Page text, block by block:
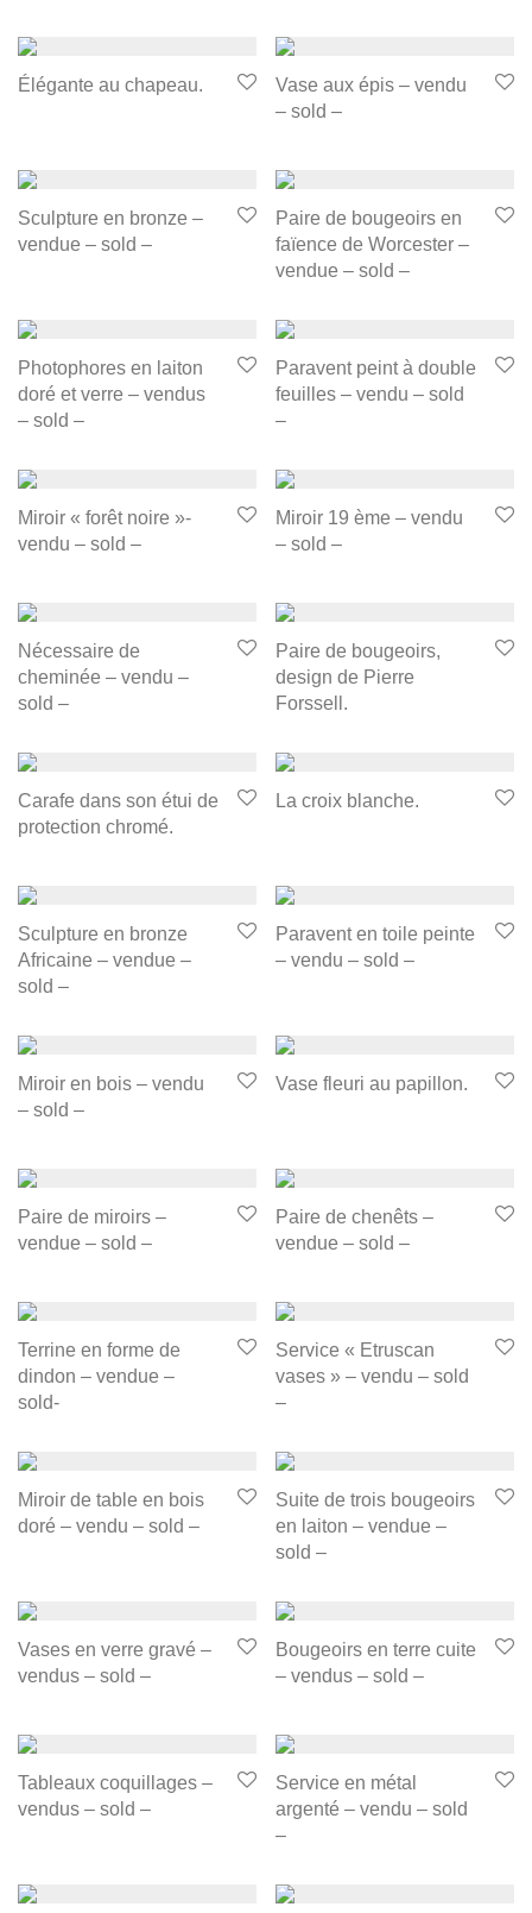
Élégante au chapeau.
Vase aux épis – vendu
– sold –
Sculpture en bronze –
vendue – sold –
Paire de bougeoirs en
faïence de Worcester –
vendue – sold –
Photophores en laiton
doré et verre – vendus
– sold –
Paravent peint à double
feuilles – vendu – sold
–
Miroir « forêt noire »-
vendu – sold –
Miroir 19 ème – vendu
– sold –
Nécessaire de
cheminée – vendu –
sold –
Paire de bougeoirs,
design de Pierre
Forssell.
Carafe dans son étui de
protection chromé.
La croix blanche.
Sculpture en bronze
Africaine – vendue –
sold –
Paravent en toile peinte
– vendu – sold –
Miroir en bois – vendu
– sold –
Vase fleuri au papillon.
Paire de miroirs –
vendue – sold –
Paire de chenêts –
vendue – sold –
Terrine en forme de
dindon – vendue –
sold-
Service « Etruscan
vases » – vendu – sold
–
Miroir de table en bois
doré – vendu – sold –
Suite de trois bougeoirs
en laiton – vendue –
sold –
Vases en verre gravé –
vendus – sold –
Bougeoirs en terre cuite
– vendus – sold –
Tableaux coquillages –
vendus – sold –
Service en métal
argenté – vendu – sold
–